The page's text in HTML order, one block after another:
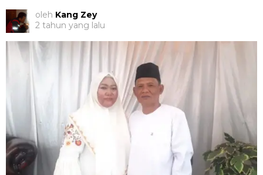
oleh Kang Zey
2 tahun yang lalu